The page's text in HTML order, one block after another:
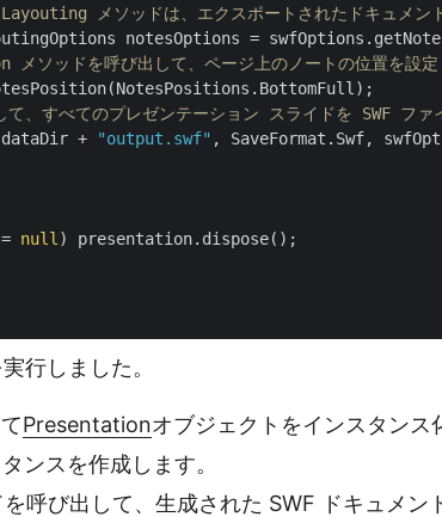
メソッドは、エクスポートされたドキュメ
notesOptions =
ッドを呼び出して、ページ上のノートの位置を設定
、すべてのプレゼンテーション スライドを SWF ファ
+
"output.swf" , SaveFormat.Swf,
null ) presentation.dispose();
行しました。
Presentationオブジェクトをインスタンス
ンスを作成します。
を呼び出して、生成された SWF ドキュメン